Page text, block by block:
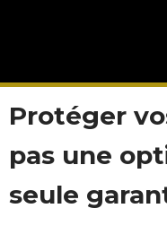
Protéger
pas une
seule